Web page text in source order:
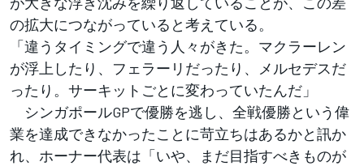
の拡大につながっていると考えている。
「違うタイミングで違う人々がきた。マクラーレン
が浮上したり、フェラーリだったり、メルセデスだ
ったり。サーキットごとに変わっていたんだ」
シンガポールGPで優勝を逃し、全戦優勝という偉
業を達成できなかったことに苛立ちはあるかと訊か
れ、ホーナー代表は「いや、まだ目指すべきものが